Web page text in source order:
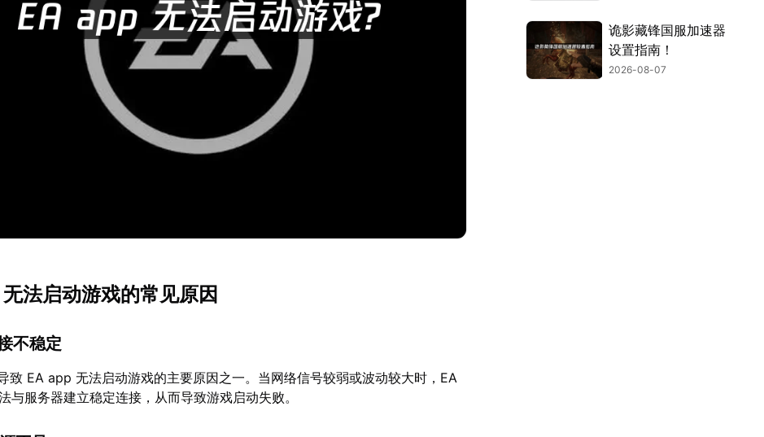
法启动游戏的常见原因
不稳定
致 EA app 无法启动游戏的主要原因之一。当网络信号较弱或波动较大时，EA
与服务器建立稳定连接，从而导致游戏启动失败。
诡影藏锋国服加速器
设置指南！
2026-08-07